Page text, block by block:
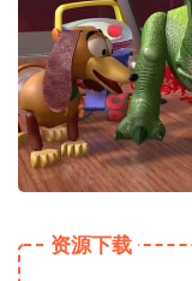
资源下载